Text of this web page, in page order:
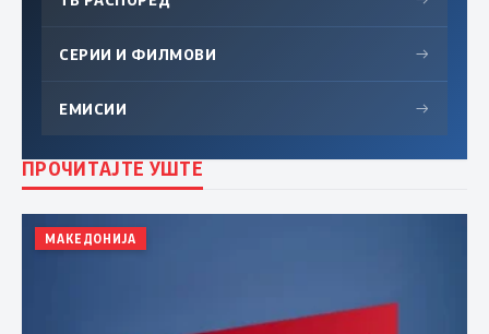
СЕРИИ И ФИЛМОВИ →
ЕМИСИИ →
ПРОЧИТАЈТЕ УШТЕ
МАКЕДОНИЈА